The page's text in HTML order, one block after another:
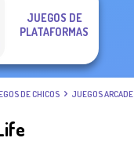
JUEGOS DE
PLATAFORMAS
DE CHICOS JUEGOS ARCADE